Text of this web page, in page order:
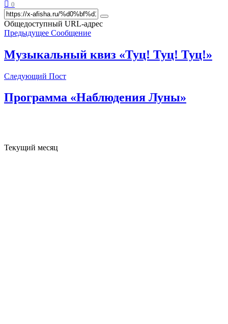
0
Общедоступный URL-адрес
Предыдущее Сообщение
Музыкальный квиз «Туц! Туц! Туц!»
Следующий Пост
Программа «Наблюдения Луны»
Текущий месяц